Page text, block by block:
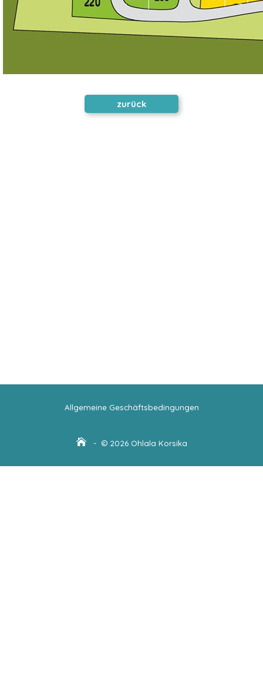
zurück
Allgemeine Geschäftsbedingungen
- © 2026 Ohlala Korsika